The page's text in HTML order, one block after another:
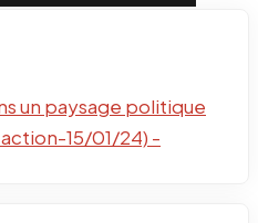
un paysage politique
15/01/24) -